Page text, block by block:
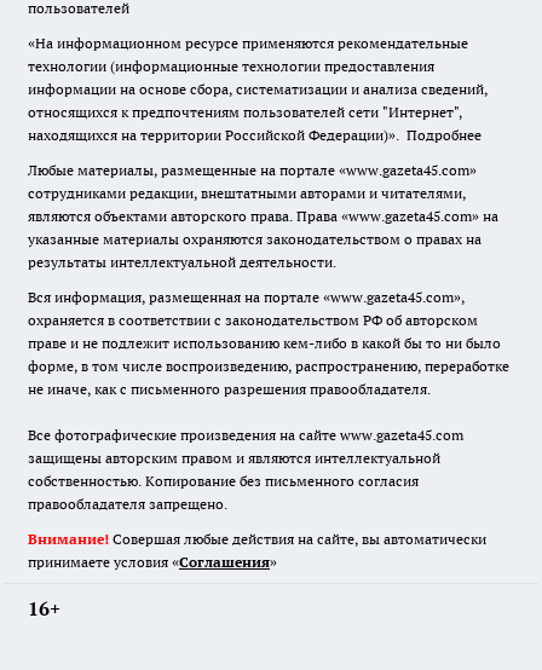
пользователей
«На информационном ресурсе применяются рекомендательные
технологии (информационные технологии предоставления
информации на основе сбора, систематизации и анализа сведений,
относящихся к предпочтениям пользователей сети "Интернет",
находящихся на территории Российской Федерации)». Подробнее
Любые материалы, размещенные на портале «www.gazeta45.com»
сотрудниками редакции, внештатными авторами и читателями,
являются объектами авторского права. Права «www.gazeta45.com» на
указанные материалы охраняются законодательством о правах на
результаты интеллектуальной деятельности.
Вся информация, размещенная на портале «www.gazeta45.com»,
охраняется в соответствии с законодательством РФ об авторском
праве и не подлежит использованию кем-либо в какой бы то ни было
форме, в том числе воспроизведению, распространению, переработке
не иначе, как с письменного разрешения правообладателя.
Все фотографические произведения на сайте www.gazeta45.com
защищены авторским правом и являются интеллектуальной
собственностью. Копирование без письменного согласия
правообладателя запрещено.
Внимание! Совершая любые действия на сайте, вы автоматически
принимаете условия «Cоглашения»
16+